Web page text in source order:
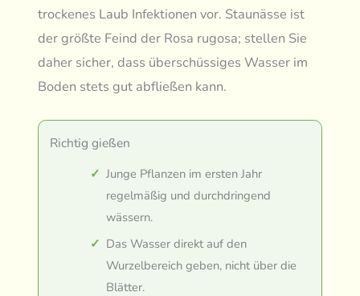
trockenes Laub Infektionen vor. Staunässe ist
der größte Feind der Rosa rugosa; stellen Sie
daher sicher, dass überschüssiges Wasser im
Boden stets gut abfließen kann.
Richtig gießen
Junge Pflanzen im ersten Jahr
regelmäßig und durchdringend
wässern.
Das Wasser direkt auf den
Wurzelbereich geben, nicht über die
Blätter.